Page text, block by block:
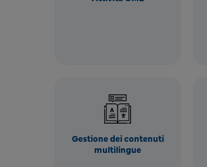
Gestione dei contenuti
multilingue